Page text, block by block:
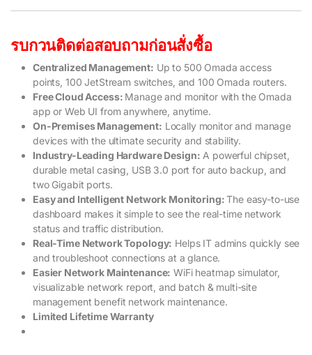
รบกวนติดต่อสอบถามก่อนสั่งซื้อ
Centralized Management: Up to 500 Omada access
points, 100 JetStream switches, and 100 Omada routers.
Free Cloud Access: Manage and monitor with the Omada
app or Web UI from anywhere, anytime.
On-Premises Management: Locally monitor and manage
devices with the ultimate security and stability.
Industry-Leading Hardware Design: A powerful chipset,
durable metal casing, USB 3.0 port for auto backup, and
two Gigabit ports.
Easy and Intelligent Network Monitoring:The easy-to-use
dashboard makes it simple to see the real-time network
status and traffic distribution.
Real-Time Network Topology: Helps IT admins quickly see
and troubleshoot connections at a glance.
Easier Network Maintenance: WiFi heatmap simulator,
visualizable network report, and batch & multi-site
management benefit network maintenance.
Limited Lifetime Warranty